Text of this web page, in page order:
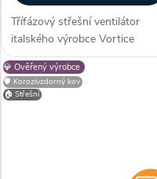
Třífázový střešní ventilátor
italského výrobce Vortice
Torrette TRT 30 E 4P s
horizontálním výfukem vhodný
pro montáž na střechy
💎 Ověřený výrobce
🛡️ Korozivzdorný kov
🏠 Střešní